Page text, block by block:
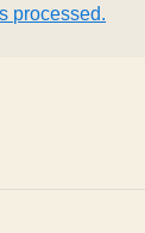
processed.